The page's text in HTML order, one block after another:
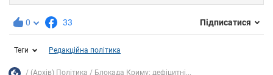
0 33 Підписатися
Теги Редакційна політика
(Архів) Політика Блокада Криму: дефіцитні...